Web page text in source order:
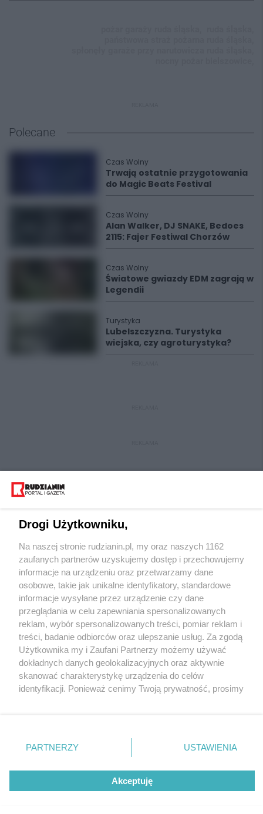
Polecane
Czas Wolny
Trwają ostatnie przygotowania
do Magic Beats Festival
Czas Wolny
Alan Walker, DJ SNAKE, Bedoes
2115: Fajer Festiwal Chorzów
Czas Wolny
Światowe gwiazdy EDM zagrają w
Legendii
Turystyka
Lubelszczyzna. Turystyka
wiejska, czy agroturystyka?
Wydawca mediów lokalnych
Nie zapomnij
zapoznać się z:
polityką prywatności regulamin korzystania z portali
Twojemiasto
Piekary Śląskie
Chorzów
Tarnowskie Góry
Gliwice
Skontakuj sięz nami
Kontakt
Wydawca
Redakcja
Drogi Użytkowniku,
Na naszej stronie rudzianin.pl, my oraz naszych 1162
zaufanych partnerów uzyskujemy dostęp i przechowujemy
informacje na urządzeniu oraz przetwarzamy dane
osobowe, takie jak unikalne identyfikatory, standardowe
informacje wysyłane przez urządzenie czy dane
przeglądania w celu zapewniania spersonalizowanych
reklam, wybór spersonalizowanych treści, pomiar reklam i
treści, badanie odbiorców oraz ulepszanie usług. Za zgodą
Użytkownika my i Zaufani Partnerzy możemy używać
dokładnych danych geolokalizacyjnych oraz aktywnie
skanować charakterystykę urządzenia do celów
identyfikacji. Ponieważ cenimy Twoją prywatność, prosimy
prywatności znajdujący się w lewym dolnym rogu strony
. Niektóre rodzaje przetwarzania danych nie wymagają
zgody użytkownika, ale masz prawo sprzeciwić się
takiemu przetwarzaniu. Preferencje będą miały
zastosowania tylko na tej witrynie.
PARTNERZY USTAWIENIA
Akceptuję